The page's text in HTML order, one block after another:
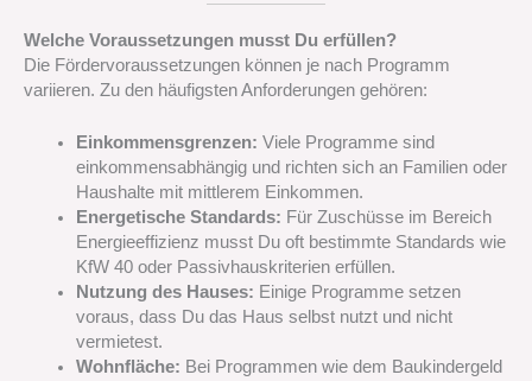
Welche Voraussetzungen musst Du erfüllen?
Die Fördervoraussetzungen können je nach Programm
variieren. Zu den häufigsten Anforderungen gehören:
Einkommensgrenzen: Viele Programme sind
einkommensabhängig und richten sich an Familien oder
Haushalte mit mittlerem Einkommen.
Energetische Standards: Für Zuschüsse im Bereich
Energieeffizienz musst Du oft bestimmte Standards wie
KfW 40 oder Passivhauskriterien erfüllen.
Nutzung des Hauses: Einige Programme setzen
voraus, dass Du das Haus selbst nutzt und nicht
vermietest.
Wohnfläche: Bei Programmen wie dem Baukindergeld